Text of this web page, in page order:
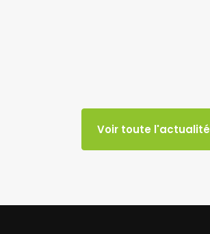
Voir toute l'actualité